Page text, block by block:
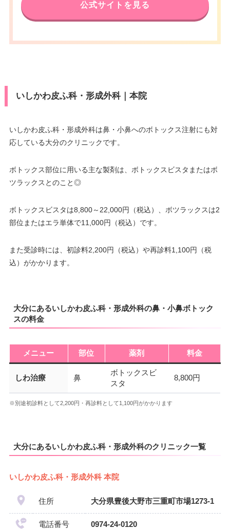
公式サイトを見る
いしかわ皮ふ科・形成外科｜本院
いしかわ皮ふ科・形成外科は鼻・小鼻へのボトックス注射にも対
応している大分のクリニックです。
ボトックス部位に用いる主な製剤は、ボトックスビスタまたはボ
ツラックスとのこと◎
ボトックスビスタは8,800～22,000円（税込）、ボツラックスは2
部位またはエラ単体で11,000円（税込）です。
また受診時には、初診料2,200円（税込）や再診料1,100円（税
込）がかかります。
大分にあるいしかわ皮ふ科・形成外科の鼻・小鼻ボトック
スの料金
メニュー 部位 薬剤 料金
しわ治療 鼻
ボトックスビ
スタ
8,800円
※別途初診料として2,200円・再診料として1,100円がかかります
大分にあるいしかわ皮ふ科・形成外科のクリニック一覧
いしかわ皮ふ科・形成外科 本院
住所 大分県豊後大野市三重町市場1273-1
電話番号 0974-24-0120